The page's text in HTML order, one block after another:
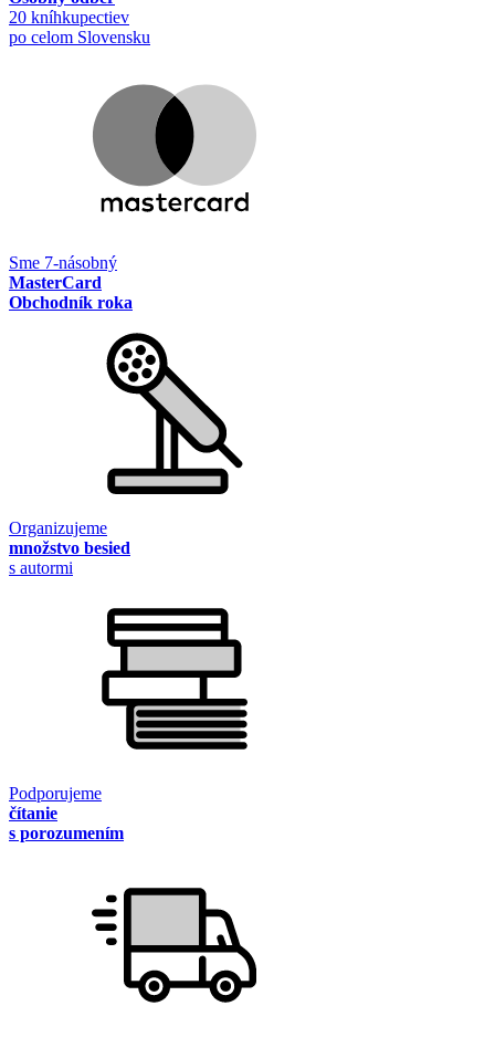
20 kníhkupectiev
po celom Slovensku
Sme 7-násobný
MasterCard
Obchodník roka
Organizujeme
množstvo besied
s autormi
Podporujeme
čítanie
s porozumením